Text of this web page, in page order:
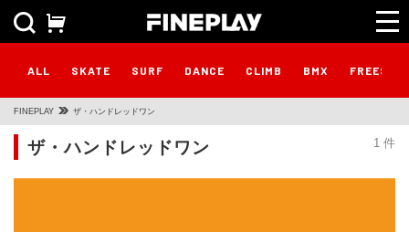
ALL SKATE SURF DANCE CLIMB BMX
FINEPLAY ザ・ハンドレッドワン
1 件
ザ・ハンドレッドワン